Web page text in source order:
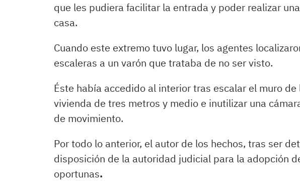
que les pudiera facilitar la entrada y poder realizar
casa.
Cuando este extremo tuvo lugar, los agentes
escaleras a un varón que trataba de no ser visto.
Éste había accedido al interior tras escalar el muro
vivienda de tres metros y medio e inutilizar una
de movimiento.
Por todo lo anterior, el autor de los hechos, tras ser
disposición de la autoridad judicial para la adopción
oportunas.